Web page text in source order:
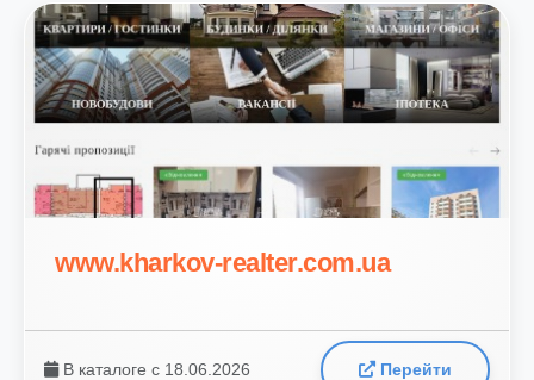
www.kharkov-realter.com.ua
В каталоге с 18.06.2026 Перейти